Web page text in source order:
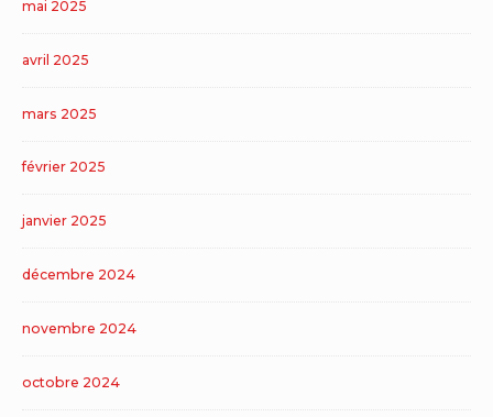
mai 2025
avril 2025
mars 2025
février 2025
janvier 2025
décembre 2024
novembre 2024
octobre 2024